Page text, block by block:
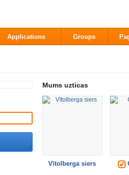
Applications Groups
Mums uzticas
Vītolberga siers